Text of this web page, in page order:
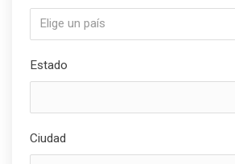
Elige un país
Estado
Ciudad